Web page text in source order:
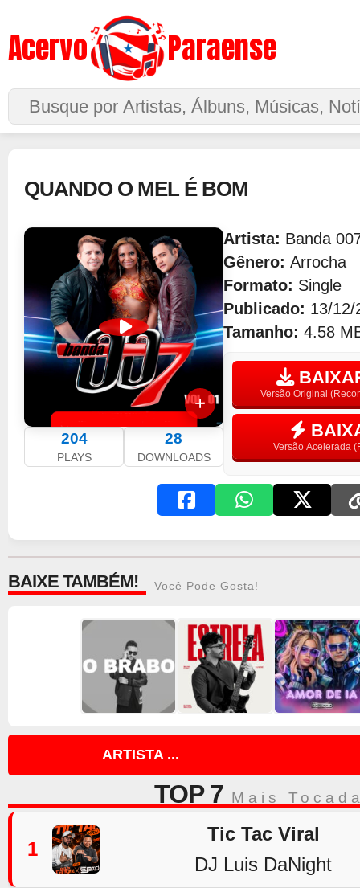
Acervo Paraense
Buscar no Site
QUANDO O MEL É BOM
204
PLAYS
28
DOWNLOADS
Artista: Banda
Gênero: Arrocha
Formato: Single
Publicado: 13/12/
Tamanho: 4.58
Versão Original
Versão Acelerada
BAIXE TAMBÉM! Você Pode Gosta!
ARTISTA ...
TOP 7 Mais
1
Tic Tac Viral
DJ Luis DaNight